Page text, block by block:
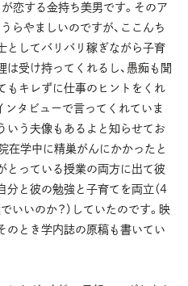
恋する金持ち美男です。そのア
らやましいのですが、ここんち
としてバリバリ稼ぎながら子育
は受け持ってくれるし、愚痴も聞
もキレずに仕事のヒントをくれ
タビューで言ってくれていま
いう夫像もあるよと知らせてお
在学中に精巣がんにかかったと
とっている授業の両方に出て彼
分と彼の勉強と子育てを両立（4
いいのか？）していたのです。映
のとき学内誌の原稿も書いてい